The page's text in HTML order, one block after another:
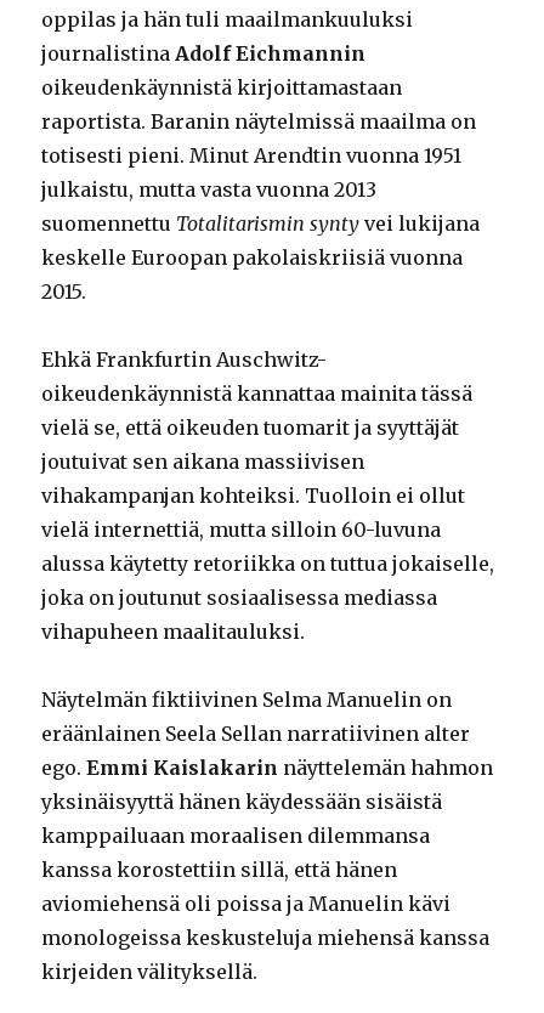
oppilas ja hän tuli maailmankuuluksi
journalistinaAdolf Eichmannin
oikeudenkäynnistä kirjoittamastaan
raportista. Baranin näytelmissä maailma on
totisesti pieni. Minut Arendtin vuonna 1951
julkaistu, mutta vasta vuonna 2013
suomennettu Totalitarismin synty vei lukijana
keskelle Euroopan pakolaiskriisiä vuonna
2015.
Ehkä Frankfurtin Auschwitz-
oikeudenkäynnistä kannattaa mainita tässä
vielä se, että oikeuden tuomarit ja syyttäjät
joutuivat sen aikana massiivisen
vihakampanjan kohteiksi. Tuolloin ei ollut
vielä internettiä, mutta silloin 60-luvuna
alussa käytetty retoriikka on tuttua jokaiselle,
joka on joutunut sosiaalisessa mediassa
vihapuheen maalitauluksi.
Näytelmän fiktiivinen Selma Manuelin on
eräänlainen Seela Sellan narratiivinen alter
ego.Emmi Kaislakarin näyttelemän hahmon
yksinäisyyttä hänen käydessään sisäistä
kamppailuaan moraalisen dilemmansa
kanssa korostettiin sillä, että hänen
aviomiehensä oli poissa ja Manuelin kävi
monologeissa keskusteluja miehensä kanssa
kirjeiden välityksellä.